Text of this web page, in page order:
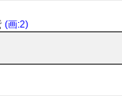
(画:2)